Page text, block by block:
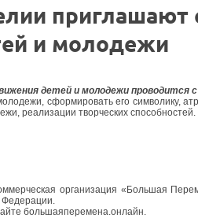
приглашают
и молодежи
детей и молодежи проводится
сформировать его символику,
реализации творческих способностей.
организация «Большая
большаяперемена.онлайн.